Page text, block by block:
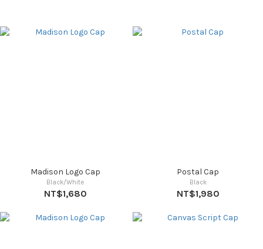
Madison Logo Cap
Black/White
NT$1,680
Postal Cap
Black
NT$1,980